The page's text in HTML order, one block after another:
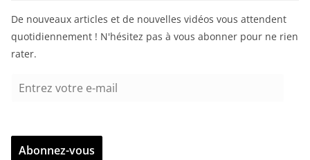
De nouveaux articles et de nouvelles vidéos vous attendent
quotidiennement ! N'hésitez pas à vous abonner pour ne rien
rater.
r
Abonnez-vous